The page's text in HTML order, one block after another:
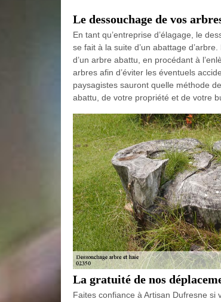
Le dessouchage de vos
En tant qu’entreprise d’élagage, le
se fait à la suite d’un abattage
d’un arbre abattu, en procédant à
arbres afin d’éviter les éventuels
paysagistes sauront quelle méthode
abattu, de votre propriété et de votre
La gratuité de nos
Faites confiance à Artisan Dufresne